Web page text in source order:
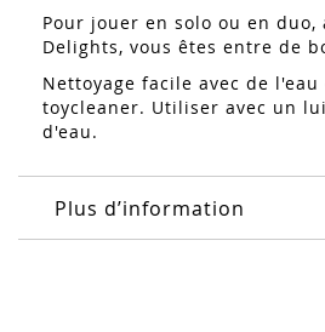
Pour jouer en solo ou en duo,
Delights, vous êtes entre de
Nettoyage facile avec de
toycleaner. Utiliser avec un
d'eau.
Plus d’information